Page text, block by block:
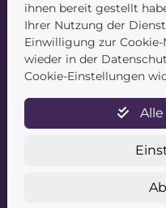
Service
Datenschutz
ihnen bereit gestellt
Ihrer Nutzung der
Einwilligung zur
wieder in der
Cookie-Einstellungen